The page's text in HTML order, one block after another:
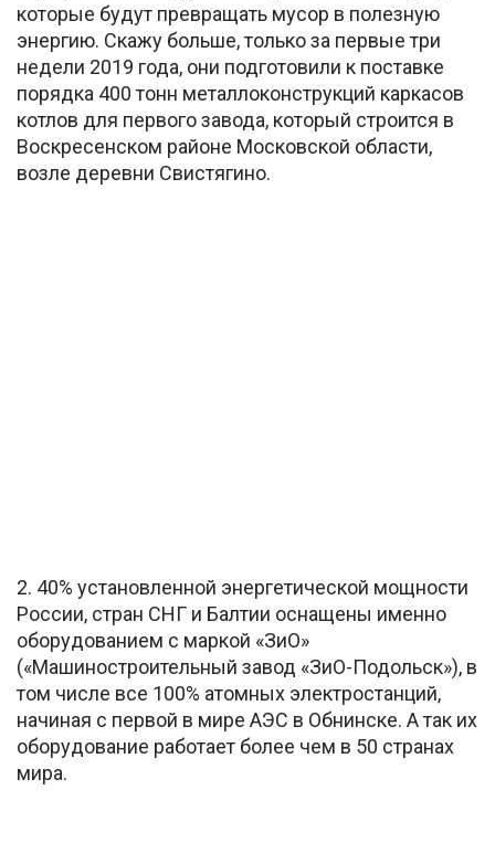
которые будут превращать мусор в полезную
энергию. Скажу больше, только за первые три
недели 2019 года, они подготовили к поставке
порядка 400 тонн металлоконструкций каркасов
котлов для первого завода, который строится в
Воскресенском районе Московской области,
возле деревни Свистягино.
2. 40% установленной энергетической мощности
России, стран СНГ и Балтии оснащены именно
оборудованием с маркой «ЗиО»
(«Машиностроительный завод «ЗиО-Подольск»), в
том числе все 100% атомных электростанций,
начиная с первой в мире АЭС в Обнинске. А так их
оборудование работает более чем в 50 странах
мира.